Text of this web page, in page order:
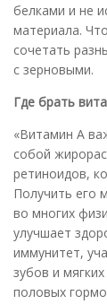
белками и не
материала.
сочетать
с зерновыми.
Где брать
«Витамин А
собой
ретиноидов,
Получить его
во многих
улучшает
иммунитет,
зубов и
половых